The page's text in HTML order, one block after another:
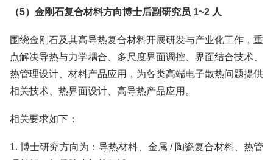
（5）金刚石复合材料方向博士后副研究员 1~2 人
围绕金刚石及其高导热复合材料开展研发与产业化工作，重
点解决导热与力学耦合、多尺度界面调控、界面结合技术、
热管理设计、材料产品应用，为各类高端电子散热问题提供
相关技术、热界面设计、高导热产品应用。
相关要求如下：
1. 博士研究方向为：导热材料、金属 / 陶瓷复合材料、热管